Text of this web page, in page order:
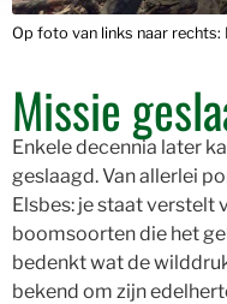
Op foto van links naar
Missie
Enkele decennia later
geslaagd. Van allerlei
Elsbes: je staat verstelt
boomsoorten die het
bedenkt wat de
bekend om zijn